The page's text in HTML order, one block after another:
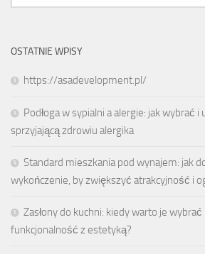
OSTATNIE WPISY
https://asadevelopment.pl/
Podłoga w sypialni a alergie: jak wybrać
sprzyjającą zdrowiu alergika
Standard mieszkania pod wynajem: jak
wykończenie, by zwiększyć atrakcyjność i
Zasłony do kuchni: kiedy warto je wybrać
funkcjonalność z estetyką?